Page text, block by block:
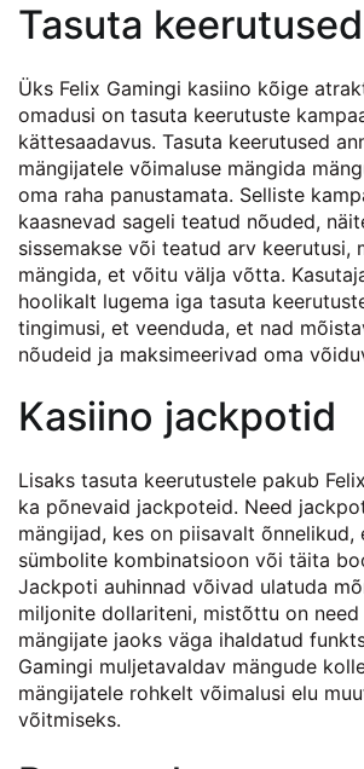
Tasuta keerutused
Üks Felix Gamingi kasiino kõige
omadusi on tasuta keerutuste
kättesaadavus. Tasuta keerutused
mängijatele võimaluse mängida
oma raha panustamata. Selliste
kaasnevad sageli teatud nõuded,
sissemakse või teatud arv keerutusi,
mängida, et võitu välja võtta.
hoolikalt lugema iga tasuta
tingimusi, et veenduda, et nad
nõudeid ja maksimeerivad oma
Kasiino jackpotid
Lisaks tasuta keerutustele pakub
ka põnevaid jackpoteid. Need
mängijad, kes on piisavalt
sümbolite kombinatsioon või täita
Jackpoti auhinnad võivad ulatuda
miljonite dollariteni, mistõttu on need
mängijate jaoks väga ihaldatud
Gamingi muljetavaldav mängude
mängijatele rohkelt võimalusi elu
võitmiseks.